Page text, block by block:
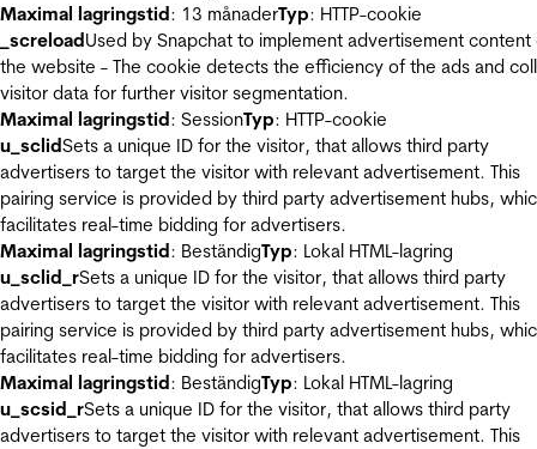
Maximal lagringstid: 13 månaderTyp: HTTP-cookie
_screloadUsed by Snapchat to implement advertisement content
the website - The cookie detects the efficiency of the ads and
visitor data for further visitor segmentation.
Maximal lagringstid: SessionTyp: HTTP-cookie
u_sclidSets a unique ID for the visitor, that allows third party
advertisers to target the visitor with relevant advertisement. This
pairing service is provided by third party advertisement hubs,
facilitates real-time bidding for advertisers.
Maximal lagringstid: BeständigTyp: Lokal HTML-lagring
u_sclid_rSets a unique ID for the visitor, that allows third party
advertisers to target the visitor with relevant advertisement. This
pairing service is provided by third party advertisement hubs,
facilitates real-time bidding for advertisers.
Maximal lagringstid: BeständigTyp: Lokal HTML-lagring
u_scsid_rSets a unique ID for the visitor, that allows third party
advertisers to target the visitor with relevant advertisement. This